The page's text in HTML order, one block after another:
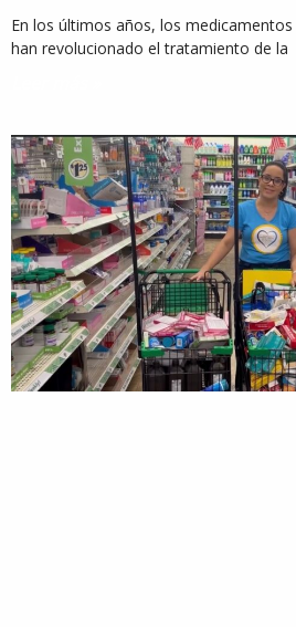
En los últimos años, los medicamentos
han revolucionado el tratamiento de la